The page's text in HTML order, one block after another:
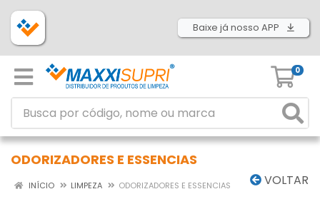
Baixe já nosso APP
0
ODORIZADORES E ESSENCIAS
VOLTAR
INÍCIO LIMPEZA ODORIZADORES E ESSENCIAS